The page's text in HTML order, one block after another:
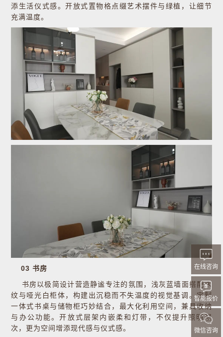
在线咨询
智能报价
微信咨询
添生活仪式感。开放式置物格点缀艺术摆件与绿植，让细节
充满温度。
03 书房
书房以极简设计营造静谧专注的氛围，浅灰蓝墙面搭配木
纹与哑光白柜体，构建出沉稳而不失温度的视觉基调。定制
一体式书桌与储物柜巧妙结合，最大化利用空间，兼具收纳
与办公功能。开放式层架内嵌柔和灯带，不仅提升照明层
次，更为空间增添现代感与仪式感。